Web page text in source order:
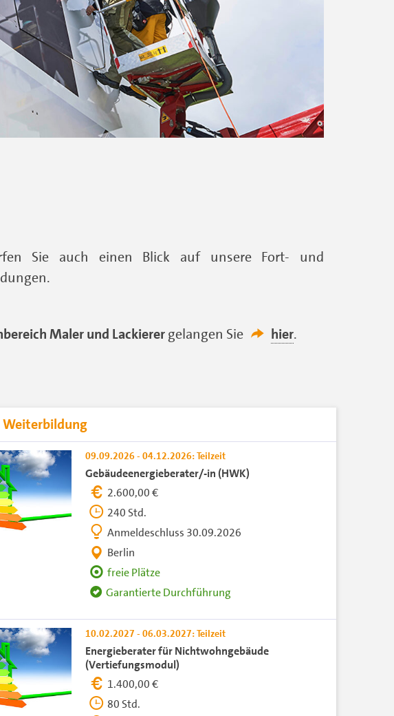
Sie auch einen Blick auf unsere Fort- und
Maler und Lackierergelangen Sie hier.
Weiterbildung
09.09.2026 - 04.12.2026: Teilzeit
Gebäudeenergieberater/-in (HWK)
2.600,00 €
240 Std.
Anmeldeschluss 30.09.2026
Berlin
freie Plätze
Garantierte Durchführung
10.02.2027 - 06.03.2027: Teilzeit
Energieberater für Nichtwohngebäude
(Vertiefungsmodul)
1.400,00 €
80 Std.